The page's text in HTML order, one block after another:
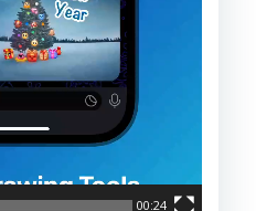
00:24